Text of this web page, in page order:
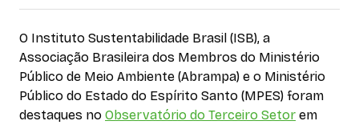
O Instituto Sustentabilidade Brasil (ISB), a
Associação Brasileira dos Membros do Ministério
Público de Meio Ambiente (Abrampa) e o Ministério
Público do Estado do Espírito Santo (MPES) foram
destaques no Observatório do Terceiro Setor em